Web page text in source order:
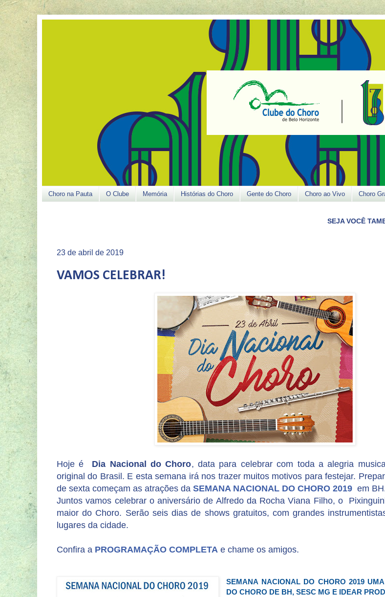
Choro na Pauta O Clube Memória Histórias do Choro Gente do Choro Choro ao Vivo Choro
SEJA VOCÊ TAMBÉM UM
23 de abril de 2019
VAMOS CELEBRAR!
Hoje é Dia Nacional do Choro, data para celebrar com toda a alegria
original do Brasil. E esta semana irá nos trazer muitos motivos para festejar.
de sexta começam as atrações da SEMANA NACIONAL DO CHORO 2019 em
Juntos vamos celebrar o aniversário de Alfredo da Rocha Viana Filho, o
maior do Choro. Serão seis dias de shows gratuitos, com grandes
lugares da cidade.
Confira a PROGRAMAÇÃO COMPLETA e chame os amigos.
SEMANA NACIONAL DO CHORO 2019
DO CHORO DE BH, SESC MG E IDEAR